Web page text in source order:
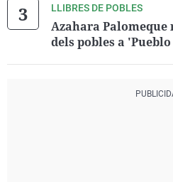
LLIBRES DE POBLES
Azahara
dels pobles a